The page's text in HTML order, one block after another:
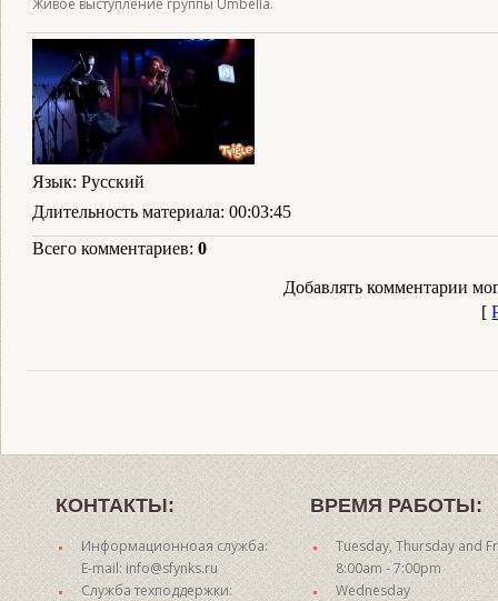
Живое выступление группы Umbella.
Язык: Русский
Длительность материала: 00:03:45
Всего комментариев: 0
Добавлять комментарии
[
КОНТАКТЫ:
Информационноая служба:
E-mail: info@sfynks.ru
Служба техподдержки:
ВРЕМЯ РАБОТЫ:
Tuesday, Thursday and
8:00am - 7:00pm
Wednesday